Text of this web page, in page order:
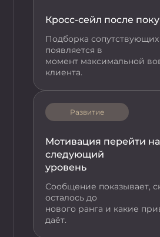
Кросс-сейл после
Подборка
появляется в
момент максимальной
клиента.
Развитие
Мотивация перейти на
следующий
уровень
Сообщение показывает,
осталось до
нового ранга и какие
даёт.